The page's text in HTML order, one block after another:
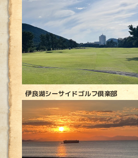
伊良湖シーサイドゴルフ倶楽部